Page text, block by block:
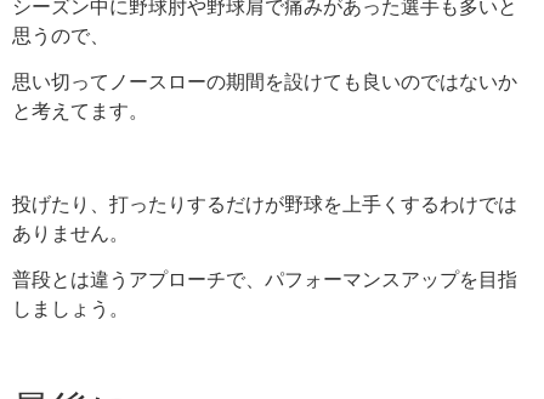
シーズン中に野球肘や野球肩で痛みがあった選手も多いと
思うので、
思い切ってノースローの期間を設けても良いのではないか
と考えてます。
投げたり、打ったりするだけが野球を上手くするわけでは
ありません。
普段とは違うアプローチで、パフォーマンスアップを目指
しましょう。